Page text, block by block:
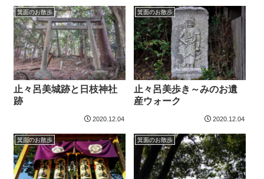
箕面のお散歩
止々呂美城跡と日枝神社
跡
2020.12.04
箕面のお散歩
止々呂美歩き～みのお遺
産ウォーク
2020.12.04
箕面のお散歩 箕面のお散歩